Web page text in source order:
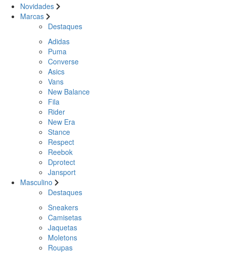
Novidades
Marcas
Destaques
Adidas
Puma
Converse
Asics
Vans
New Balance
Fila
Rider
New Era
Stance
Respect
Reebok
Dprotect
Jansport
Masculino
Destaques
Sneakers
Camisetas
Jaquetas
Moletons
Roupas